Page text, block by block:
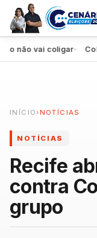
vai coligar● Coluna
INÍCIO › NOTÍCIAS
NOTÍCIAS
Recife
contra
grupo